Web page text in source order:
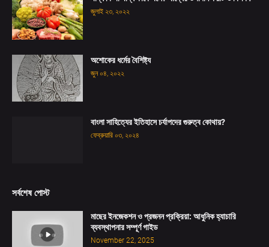
জুলাই ২৩, ২০২২
অশোকের ধর্মের বৈশিষ্ট্য
জুন ০৪, ২০২২
বাংলা সাহিত্যের ইতিহাসে চর্যাপদের গুরুত্ব কোথায়?
ফেব্রুয়ারি ০৩, ২০২৪
সর্বশেষ পোস্ট
মাছের ইনজেকশন ও প্রজনন প্রক্রিয়া: আধুনিক হ্যাচারি
ব্যবস্থাপনার সম্পূর্ণ গাইড
November 22, 2025